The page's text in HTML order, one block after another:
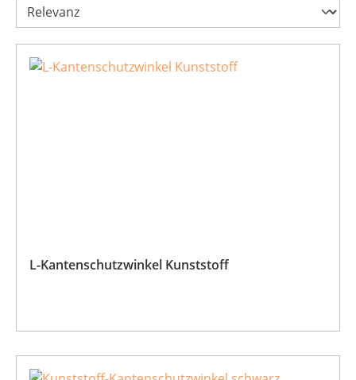
L-Kantenschutzwinkel Kunststoff